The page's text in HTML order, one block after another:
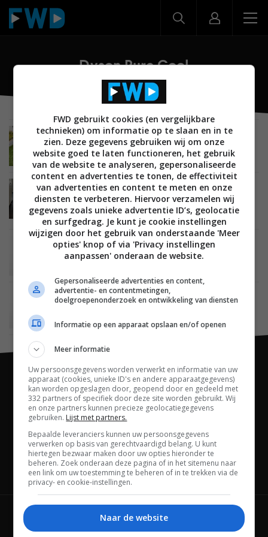
Dyson Pure Cool
SMARTHOME 08 AUGUSTUS 2020
Review: Dyson Pure Cool – ventileert en reinigt
de lucht
SMARTHOME 26 MEI 2018
Review: Dyson Pure Cool Desk
luchtreinigingsventilator – waardevolle
toevoeging voor in huis
SMARTHOME 11 APRIL 2018
Dyson lanceert luchtreinigingsventilator met
SMARTHOME 08 MAART 2018
Channels
FWD gebruikt cookies (en vergelijkbare
technieken) om informatie op te slaan en in te
zien. Deze gegevens gebruiken wij om onze
website goed te laten functioneren, het gebruik
van de website te analyseren, gepersonaliseerde
content en advertenties te tonen, de effectiviteit
van advertenties en content te meten en onze
diensten te verbeteren. Hiervoor verzamelen wij
gegevens zoals unieke advertentie ID’s, geolocatie
en surfgedrag. Je kunt je cookie instellingen
wijzigen door het gebruik van onderstaande 'Meer
opties' knop of via 'Privacy instellingen
aanpassen' onderaan de website.
Gepersonaliseerde advertenties en content,
advertentie- en contentmetingen,
doelgroepenonderzoek en ontwikkeling van diensten
Informatie op een apparaat opslaan en/of openen
Meer informatie
Uw persoonsgegevens worden verwerkt en informatie van uw
apparaat (cookies, unieke ID's en andere apparaatgegevens)
kan worden opgeslagen door, geopend door en gedeeld met
332 partners of specifiek door deze site worden gebruikt. Wij
en onze partners kunnen precieze geolocatiegegevens
gebruiken. Lijst met partners.
Bepaalde leveranciers kunnen uw persoonsgegevens
verwerken op basis van gerechtvaardigd belang. U kunt
hiertegen bezwaar maken door uw opties hieronder te
beheren. Zoek onderaan deze pagina of in het sitemenu naar
een link om uw toestemming te beheren of in te trekken via de
privacy- en cookie-instellingen.
Naar de website